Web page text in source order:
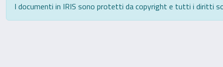
I documenti in IRIS sono protetti da copyright e tutti i diritti